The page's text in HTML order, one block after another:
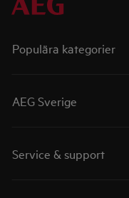
Populära kategorier
AEG Sverige
Service & support